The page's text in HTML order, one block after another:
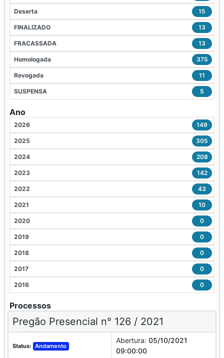
Deserta 15
FINALIZADO 13
FRACASSADA 13
Homologada 375
Revogada 11
SUSPENSA 5
Ano
2026 149
2025 305
2024 208
2023 142
2022 43
2021 10
2020 0
2019 0
2018 0
2017 0
2016 0
Processos
Pregão Presencial n° 126 / 2021
Status: Andamento
Abertura: 05/10/2021
09:00:00